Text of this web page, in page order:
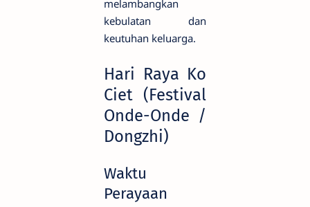
melambangkan
kebulatan dan
keutuhan keluarga.
Hari Raya Ko
Ciet (Festival
Onde-Onde /
Dongzhi)
Waktu
Perayaan